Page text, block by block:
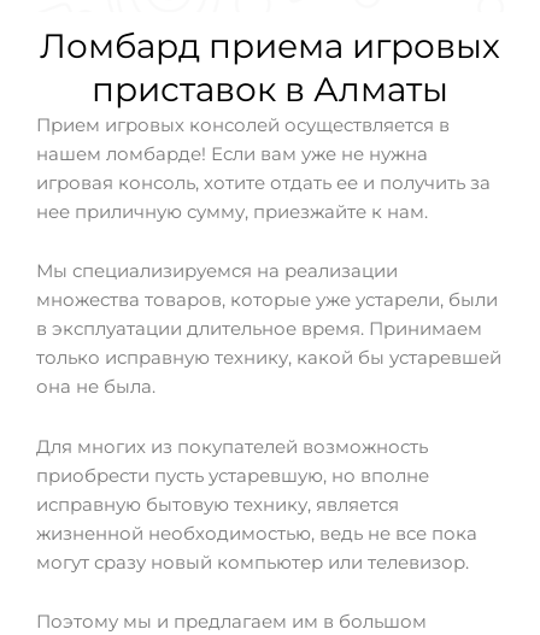
Ломбард приема игровых
приставок в Алматы
Прием игровых консолей осуществляется в
нашем ломбарде! Если вам уже не нужна
игровая консоль, хотите отдать ее и получить за
нее приличную сумму, приезжайте к нам.
Мы специализируемся на реализации
множества товаров, которые уже устарели, были
в эксплуатации длительное время. Принимаем
только исправную технику, какой бы устаревшей
она не была.
Для многих из покупателей возможность
приобрести пусть устаревшую, но вполне
исправную бытовую технику, является
жизненной необходимостью, ведь не все пока
могут сразу новый компьютер или телевизор.
Поэтому мы и предлагаем им в большом